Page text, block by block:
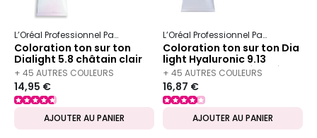
L’Oréal Professionnel Paris Dialight
Coloration ton sur ton
Dialight 5.8 châtain clair
mocca
+ 45 AUTRES COULEURS
DISPONIBLES
14,95 €
AJOUTER AU PANIER
L’Oréal Professionnel Paris
Coloration ton sur ton Dia
light Hyaluronic 9.13
milkshake cendré doré
+ 45 AUTRES COULEURS
DISPONIBLES
16,87 €
AJOUTER AU PANIER